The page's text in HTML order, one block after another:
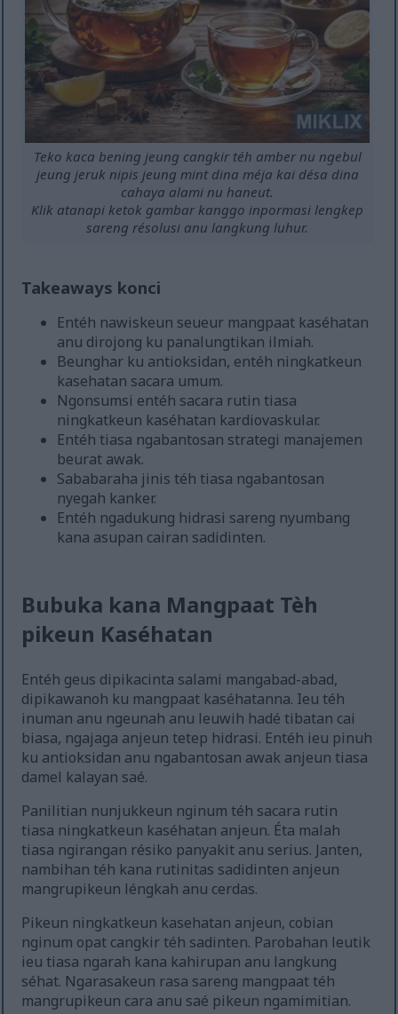
Teko kaca bening jeung cangkir téh amber nu ngebul
jeung jeruk nipis jeung mint dina méja kai désa dina
cahaya alami nu haneut.
Klik atanapi ketok gambar kanggo inpormasi lengkep
sareng résolusi anu langkung luhur.
Takeaways konci
Entéh nawiskeun seueur mangpaat kaséhatan
anu dirojong ku panalungtikan ilmiah.
Beunghar ku antioksidan, entéh ningkatkeun
kasehatan sacara umum.
Ngonsumsi entéh sacara rutin tiasa
ningkatkeun kaséhatan kardiovaskular.
Entéh tiasa ngabantosan strategi manajemen
beurat awak.
Sababaraha jinis téh tiasa ngabantosan
nyegah kanker.
Entéh ngadukung hidrasi sareng nyumbang
kana asupan cairan sadidinten.
Bubuka kana Mangpaat Tèh
pikeun Kaséhatan
Entéh geus dipikacinta salami mangabad-abad,
dipikawanoh ku mangpaat kaséhatanna. Ieu téh
inuman anu ngeunah anu leuwih hadé tibatan cai
biasa, ngajaga anjeun tetep hidrasi. Entéh ieu pinuh
ku antioksidan anu ngabantosan awak anjeun tiasa
damel kalayan saé.
Panilitian nunjukkeun nginum téh sacara rutin
tiasa ningkatkeun kaséhatan anjeun. Éta malah
tiasa ngirangan résiko panyakit anu serius. Janten,
nambihan téh kana rutinitas sadidinten anjeun
mangrupikeun léngkah anu cerdas.
Pikeun ningkatkeun kasehatan anjeun, cobian
nginum opat cangkir téh sadinten. Parobahan leutik
ieu tiasa ngarah kana kahirupan anu langkung
séhat. Ngarasakeun rasa sareng mangpaat téh
mangrupikeun cara anu saé pikeun ngamimitian.